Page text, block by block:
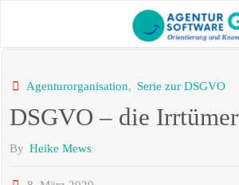
content
Agenturorganisation, Serie zur DSGVO
DSGVO – die Irrtümer
By Heike Mews